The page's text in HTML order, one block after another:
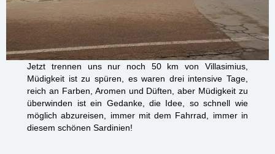
Jetzt trennen uns nur noch 50 km von Villasimius,
Müdigkeit ist zu spüren, es waren drei intensive Tage,
reich an Farben, Aromen und Düften, aber Müdigkeit zu
überwinden ist ein Gedanke, die Idee, so schnell wie
möglich abzureisen, immer mit dem Fahrrad, immer in
diesem schönen Sardinien!